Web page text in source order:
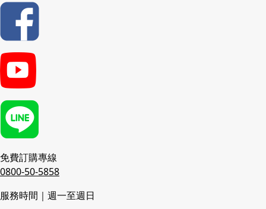
免費訂購專線
0800-50-5858
服務時間｜週一至週日